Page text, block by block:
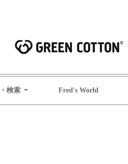
検索 Fred's World